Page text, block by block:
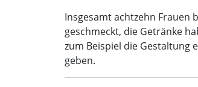
Insgesamt achtzehn Frauen
geschmeckt, die Getränke
zum Beispiel die Gestaltung
geben.